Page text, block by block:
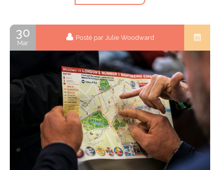
30
Mar
Posté par Julie Woodward